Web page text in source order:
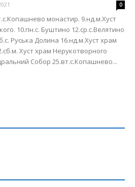
0
монастир. 9.нд.м.Хуст
10.пн.с. Буштино 12.ср.с.Велятино
Руська Долина 16.нд.м.Хуст храм
Хуст храм Нерукотворного
Собор 25.вт.с.Копашнево...